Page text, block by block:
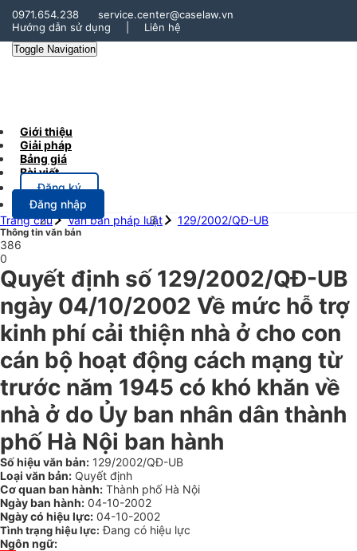
0971.654.238
service.center@caselaw.vn
Hướng dẫn sử dụng
Liên hệ
Toggle Navigation
Giới thiệu
Giải pháp
Bảng giá
Bài viết
Đăng ký
Đăng nhập
Trang chủ
Văn bản pháp luật 129/2002/QĐ-UB
Thông tin văn bản
386
0
Quyết định số 129/2002/QĐ-UB
ngày 04/10/2002 Về mức hỗ trợ
kinh phí cải thiện nhà ở cho con
cán bộ hoạt động cách mạng từ
trước năm 1945 có khó khăn về
nhà ở do Ủy ban nhân dân thành
phố Hà Nội ban hành
Số hiệu văn bản: 129/2002/QĐ-UB
Loại văn bản: Quyết định
Cơ quan ban hành: Thành phố Hà Nội
Ngày ban hành: 04-10-2002
Ngày có hiệu lực: 04-10-2002
Tình trạng hiệu lực: Đang có hiệu lực
Ngôn ngữ: